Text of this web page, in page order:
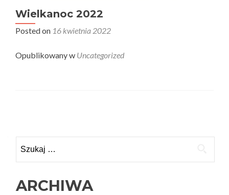
Wielkanoc 2022
Posted on 16 kwietnia 2022
Opublikowany w Uncategorized
po
wpisach
ARCHIWA